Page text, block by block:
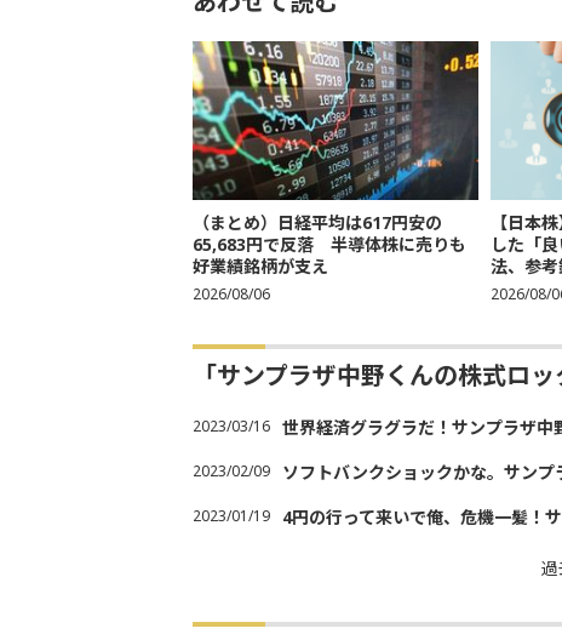
（まとめ）日経平均は617円安の
65,683円で反落 半導体株に売りも
好業績銘柄が支え
2026/08/06
【日本
した「
法、参
2026/08/
「サンプラザ中野くんの株式ロ
2023/03/16 世界経済グラグラだ！サンプラザ中
2023/02/09 ソフトバンクショックかな。サンプ
2023/01/19 4円の行って来いで俺、危機一髪！
過